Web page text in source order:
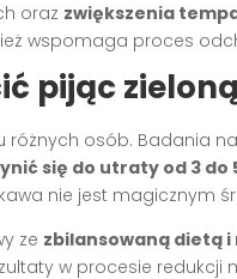
oraz zwiększenia
wspomaga proces
pijąc
osób. Badania
się do utraty od 3 do
nie jest magicznym
ze zbilansowaną dietą
w procesie redukcji